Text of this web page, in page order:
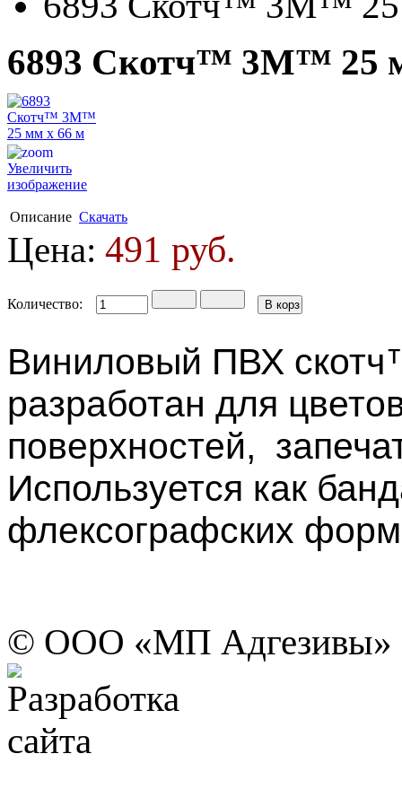
6893 Скотч™ 3М™ 25
Увеличить
изображение
Описание Скачать
Цена: 491 руб.
Количество:
Виниловый ПВХ
разработан для
поверхностей,
Используется как
флексографских
© ООО «МП Адгезивы»